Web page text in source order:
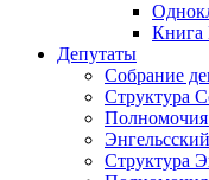
Книга
Депутаты
Собрание
Структура
Структура